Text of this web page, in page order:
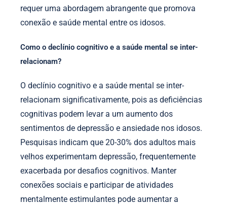
requer uma abordagem abrangente que promova
conexão e saúde mental entre os idosos.
Como o declínio cognitivo e a saúde mental se inter-
relacionam?
O declínio cognitivo e a saúde mental se inter-
relacionam significativamente, pois as deficiências
cognitivas podem levar a um aumento dos
sentimentos de depressão e ansiedade nos idosos.
Pesquisas indicam que 20-30% dos adultos mais
velhos experimentam depressão, frequentemente
exacerbada por desafios cognitivos. Manter
conexões sociais e participar de atividades
mentalmente estimulantes pode aumentar a